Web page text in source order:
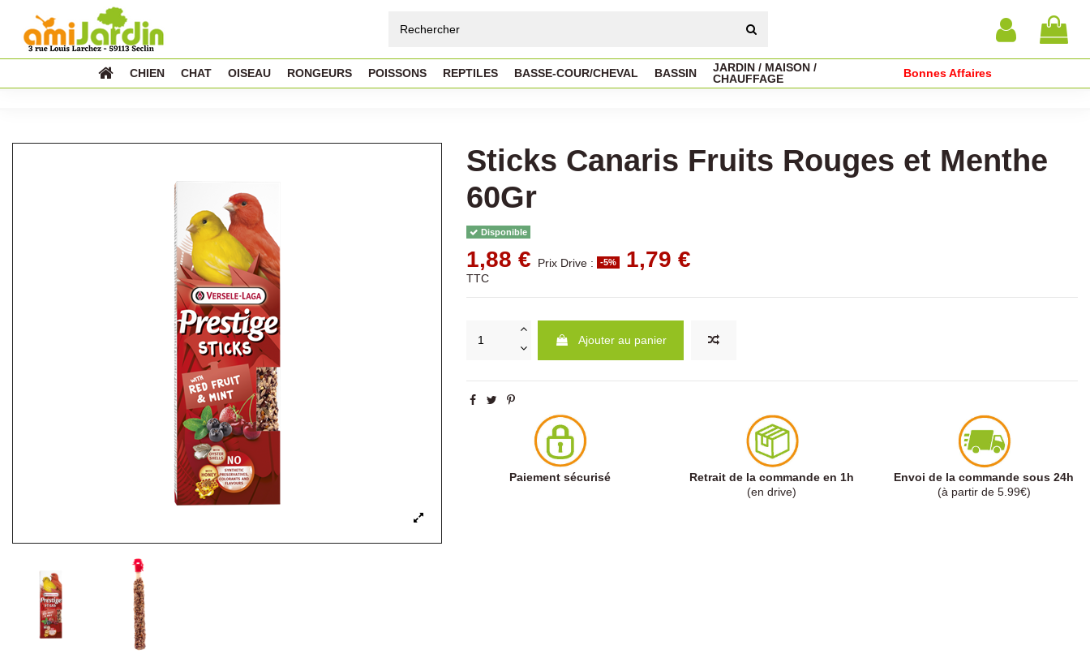
CHIEN CHAT OISEAU RONGEURS POISSONS REPTILES BASSE-COUR/CHEVAL BASSIN
JARDIN / MAISON /
CHAUFFAGE
Bonnes Affaires
Sticks Canaris Fruits Rouges et Menthe
60Gr
Disponible
1,88 € Prix Drive : -5% 1,79 €
TTC
Ajouter au panier
Paiement sécurisé
Retrait de la commande en 1h
(en drive)
Envoi de la commande sous 24h
(à partir de 5.99€)